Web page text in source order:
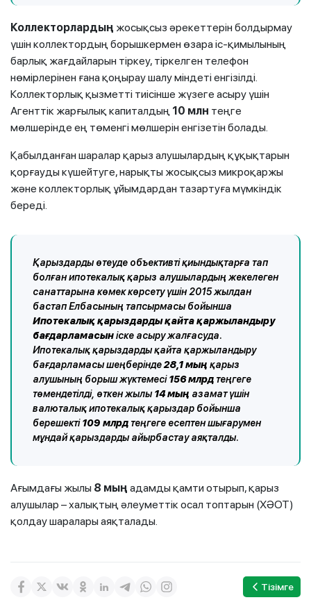
Коллекторлардың жосықсыз әрекеттерін болдырмау
үшін коллектордың борышкермен өзара іс-қимылының
барлық жағдайларын тіркеу, тіркелген телефон
нөмірлерінен ғана қоңырау шалу міндеті енгізілді.
Коллекторлық қызметті тиісінше жүзеге асыру үшін
Агенттік жарғылық капиталдың 10 млн теңге
мөлшерінде ең төменгі мөлшерін енгізетін болады.
Қабылданған шаралар қарыз алушылардың құқықтарын
қорғауды күшейтуге, нарықты жосықсыз микроқаржы
және коллекторлық ұйымдардан тазартуға мүмкіндік
береді.
Қарыздарды өтеуде объективті қиындықтарға тап
болған ипотекалық қарыз алушылардың жекелеген
санаттарына көмек көрсету үшін 2015 жылдан
бастап Елбасының тапсырмасы бойынша
Ипотекалық қарыздарды қайта қаржыландыру
бағдарламасыніске асыру жалғасуда.
Ипотекалық қарыздарды қайта қаржыландыру
бағдарламасы шеңберінде28,1 мың қарыз
алушының борыш жүктемесі156 млрд теңгеге
төмендетілді, өткен жылы14 мың азамат үшін
валюталық ипотекалық қарыздар бойынша
берешекті109 млрд теңгеге есептен шығарумен
мұндай қарыздарды айырбастау аяқталды.
Ағымдағы жылы 8 мың адамды қамти отырып, қарыз
алушылар – халықтың әлеуметтік осал топтарын (ХӘОТ)
қолдау шаралары аяқталады.
Тізімге